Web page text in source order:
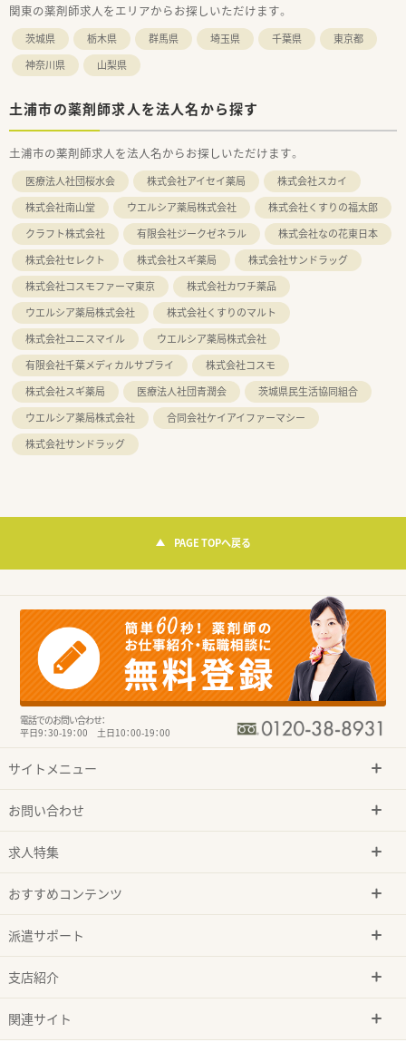
関東の薬剤師求人をエリアからお探しいただけます。
茨城県 栃木県 群馬県 埼玉県 千葉県
東京都
神奈川県
山梨県
土浦市の薬剤師求人を法人名から探す
土浦市の薬剤師求人を法人名からお探しいただけます。
医療法人社団桜水会 株式会社アイセイ薬局
株式会社スカイ
株式会社南山堂
ウエルシア薬局株式会社
株式会社くすりの福太郎
クラフト株式会社
有限会社ジークゼネラル
株式会社なの花東日本
株式会社セレクト
株式会社スギ薬局
株式会社サンドラッグ
株式会社コスモファーマ東京
株式会社カワチ薬品
ウエルシア薬局株式会社
株式会社くすりのマルト
株式会社ユニスマイル
ウエルシア薬局株式会社
有限会社千葉メディカルサプライ
株式会社コスモ
株式会社スギ薬局
医療法人社団青潤会
茨城県民生活協同組合
ウエルシア薬局株式会社
合同会社ケイアイファーマシー
株式会社サンドラッグ
PAGE TOPへ戻る
電話でのお問い合わせ：
平日9：30-19：00 土日10：00-19：00
サイトメニュー
お問い合わせ
求人特集
おすすめコンテンツ
派遣サポート
支店紹介
関連サイト